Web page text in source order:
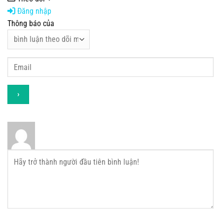
Đăng nhập
Thông báo của